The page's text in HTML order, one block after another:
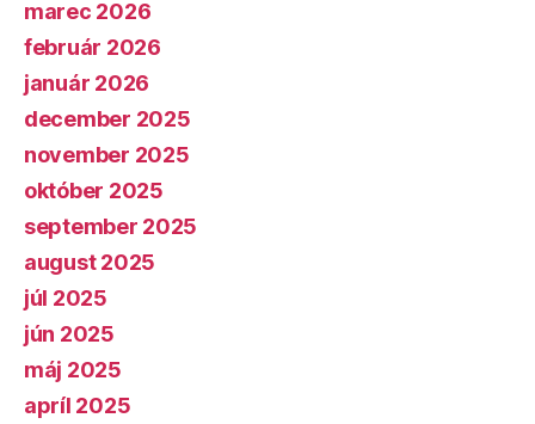
marec 2026
február 2026
január 2026
december 2025
november 2025
október 2025
september 2025
august 2025
júl 2025
jún 2025
máj 2025
apríl 2025